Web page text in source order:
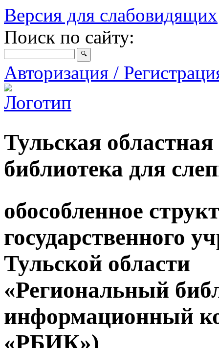
Версия для слабовидящих
Поиск по сайту:
Авторизация /
Тульская
библиотека для
обособленное
государственного
Тульской области
«Региональный
информационный
«РБИК»)